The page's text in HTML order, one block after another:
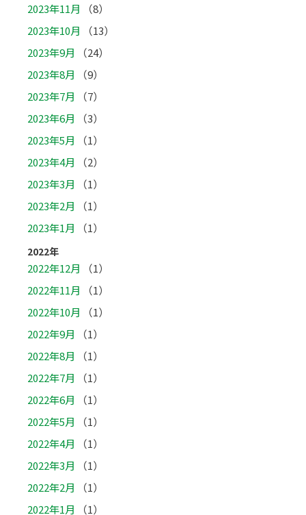
2023年11月
（8）
2023年10月
（13）
2023年9月
（24）
2023年8月
（9）
2023年7月
（7）
2023年6月
（3）
2023年5月
（1）
2023年4月
（2）
2023年3月
（1）
2023年2月
（1）
2023年1月
（1）
2022年
2022年12月
（1）
2022年11月
（1）
2022年10月
（1）
2022年9月
（1）
2022年8月
（1）
2022年7月
（1）
2022年6月
（1）
2022年5月
（1）
2022年4月
（1）
2022年3月
（1）
2022年2月
（1）
2022年1月
（1）